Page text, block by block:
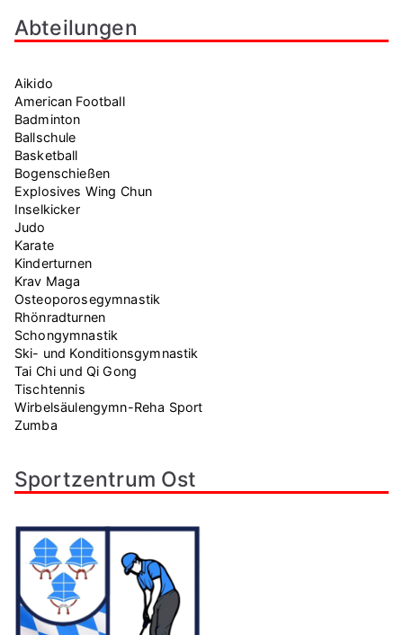
Abteilungen
Aikido
American Football
Badminton
Ballschule
Basketball
Bogenschießen
Explosives Wing Chun
Inselkicker
Judo
Karate
Kinderturnen
Krav Maga
Osteoporosegymnastik
Rhönradturnen
Schongymnastik
Ski- und Konditionsgymnastik
Tai Chi und Qi Gong
Tischtennis
Wirbelsäulengymn-Reha Sport
Zumba
Sportzentrum Ost